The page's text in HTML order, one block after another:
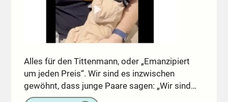
Alles für den Tittenmann, oder „Emanzipiert
um jeden Preis“. Wir sind es inzwischen
gewöhnt, dass junge Paare sagen: „Wir sind…